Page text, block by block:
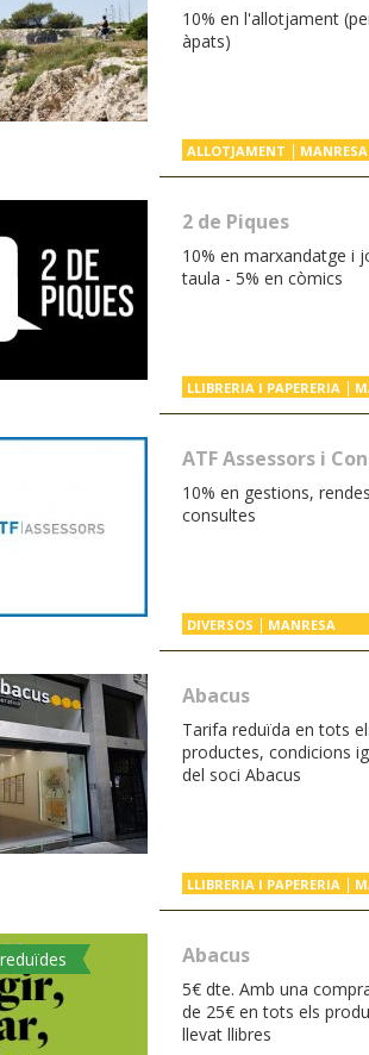
10% en l'allotjament
àpats)
ALLOTJAMENT MANRESA
2 de Piques
10% en marxandatge i
taula - 5% en còmics
LLIBRERIA I PAPERERIA
ATF Assessors i
10% en gestions,
consultes
DIVERSOS MANRESA
Abacus
Tarifa reduïda en tots
productes, condicions
del soci Abacus
LLIBRERIA I PAPERERIA
Abacus
5€ dte. Amb una
de 25€ en tots els
llevat llibres